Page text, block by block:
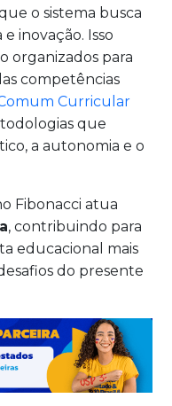
o sistema busca
inovação. Isso
organizados para
competências
Curricular
que
a autonomia e o
Fibonacci atua
, contribuindo para
educacional mais
do presente